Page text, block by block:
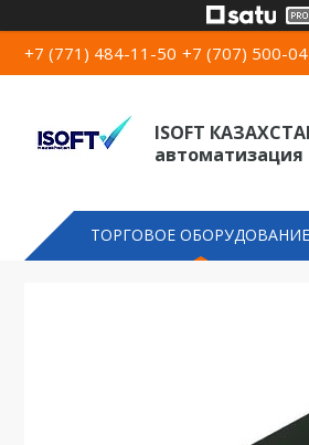
+7 (771) 484-11-50 +7 (707) 500-
ISOFT
ТОРГОВОЕ ОБОРУДОВАНИЕ